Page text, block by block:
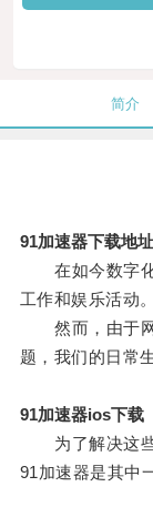
简介
91加速器下载地址
在如今数字化
工作和娱乐活动。
然而，由于网
题，我们的日常
91加速器ios下载
为了解决这些
91加速器是其中